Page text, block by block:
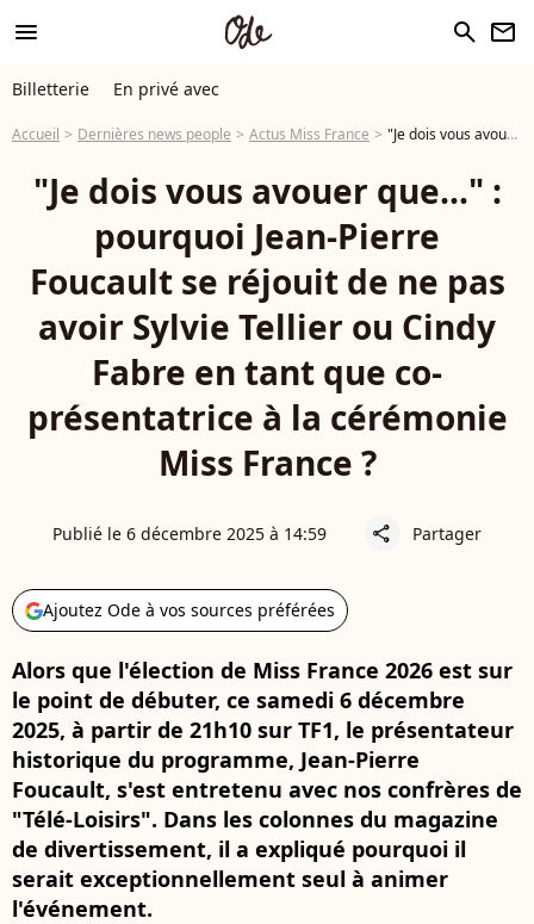
menu search newsletter
Billetterie En privé avec
Accueil Dernières news people Actus Miss France "Je dois vous avouer que..." : pourquoi Jean-Pierre Foucault se réjouit de ne pas avoir Sylvie Tellier ou Cindy Fabre en tant que co-présentatrice à la cérémonie Miss France ?
"Je dois vous avouer que..." :
pourquoi Jean-Pierre
Foucault se réjouit de ne pas
avoir Sylvie Tellier ou Cindy
Fabre en tant que co-
présentatrice à la cérémonie
Miss France ?
Publié le 6 décembre 2025 à 14:59 share Partager
Ajoutez Ode à vos sources préférées
Alors que l'élection de Miss France 2026 est sur
le point de débuter, ce samedi 6 décembre
2025, à partir de 21h10 sur TF1, le présentateur
historique du programme, Jean-Pierre
Foucault, s'est entretenu avec nos confrères de
"Télé-Loisirs". Dans les colonnes du magazine
de divertissement, il a expliqué pourquoi il
serait exceptionnellement seul à animer
l'événement.